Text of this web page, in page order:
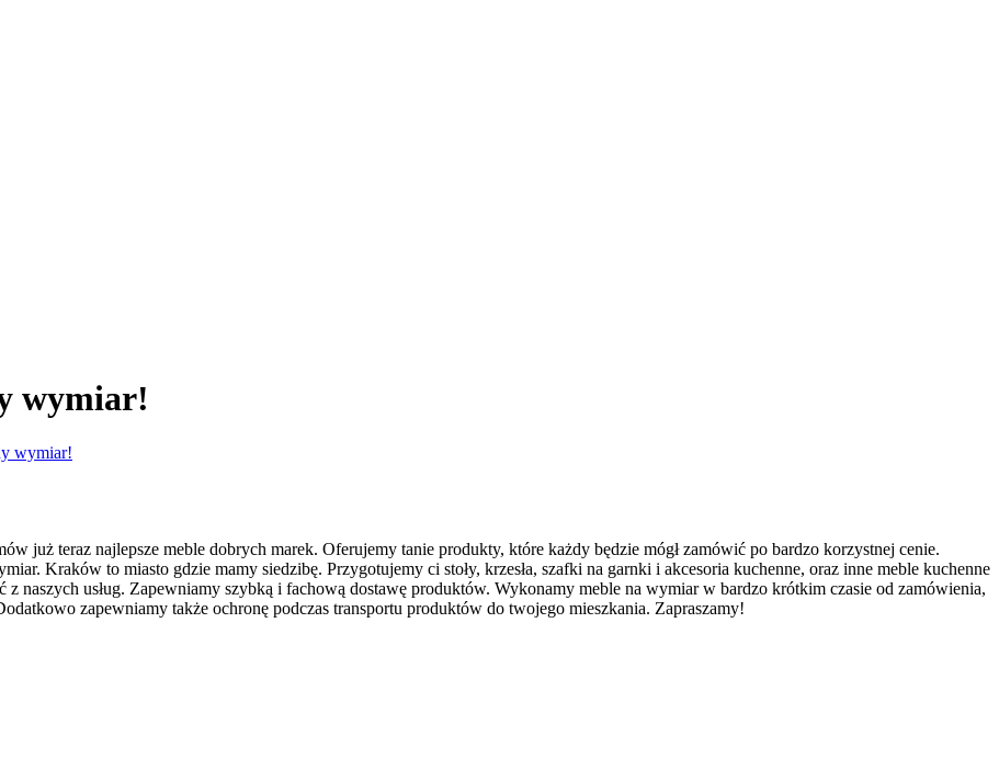
wymiar!
wymiar!
już teraz najlepsze meble dobrych marek. Oferujemy tanie produkty, które każdy będzie mógł zamówić po bardzo korzystnej cenie.
Kraków to miasto gdzie mamy siedzibę. Przygotujemy ci stoły, krzesła, szafki na garnki i akcesoria kuchenne, oraz inne meble kuchenne
naszych usług. Zapewniamy szybką i fachową dostawę produktów. Wykonamy meble na wymiar w bardzo krótkim czasie od zamówienia,
zapewniamy także ochronę podczas transportu produktów do twojego mieszkania. Zapraszamy!